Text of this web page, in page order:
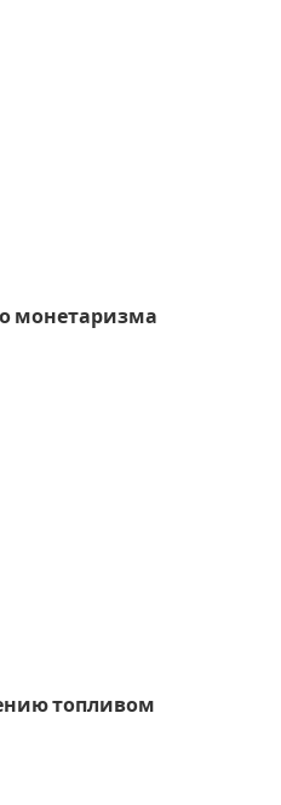
монетаризма
топливом